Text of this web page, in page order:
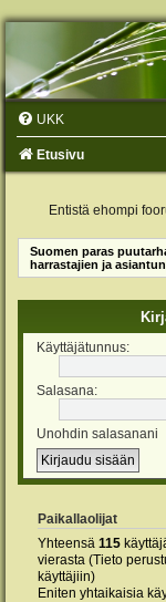
UKK
Etusivu
Entistä ehompi
Suomen paras
harrastajien ja
Käyttäjätunnus:
Salasana:
Unohdin salasanani
Paikallaolijat
Yhteensä 115
vierasta (Tieto
käyttäjiin)
Eniten yhtaikaisia